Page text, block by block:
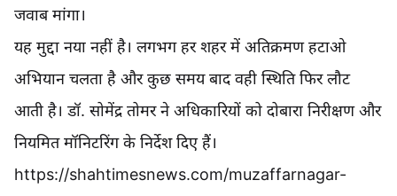
जवाब मांगा।
यह मुद्दा नया नहीं है। लगभग हर शहर में अतिक्रमण हटाओ
अभियान चलता है और कुछ समय बाद वही स्थिति फिर लौट
आती है। डॉ. सोमेंद्र तोमर ने अधिकारियों को दोबारा निरीक्षण और
नियमित मॉनिटरिंग के निर्देश दिए हैं।
https://shahtimesnews.com/muzaffarnagar-